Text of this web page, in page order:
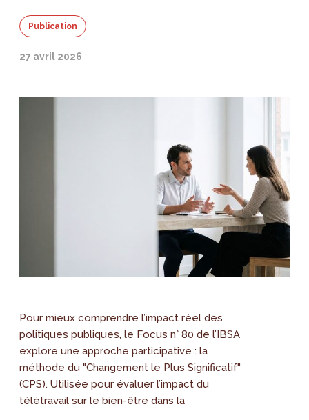
Publication
27 avril 2026
Pour mieux comprendre l’impact réel des
politiques publiques, le Focus n° 80 de l’IBSA
explore une approche participative : la
méthode du "Changement le Plus Significatif"
(CPS). Utilisée pour évaluer l’impact du
télétravail sur le bien-être dans la